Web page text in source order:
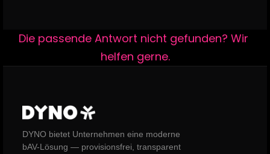
Die passende Antwort nicht gefunden? Wir
helfen gerne.
DYNO bietet Unternehmen eine moderne
bAV-Lösung — provisionsfrei, transparent